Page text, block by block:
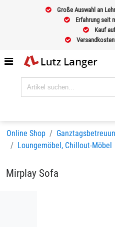
Große Auswahl an
Erfahrung seit
Kauf
Online Shop
Loungemöbel, Chillout-Möbel
Mirplay Sofa